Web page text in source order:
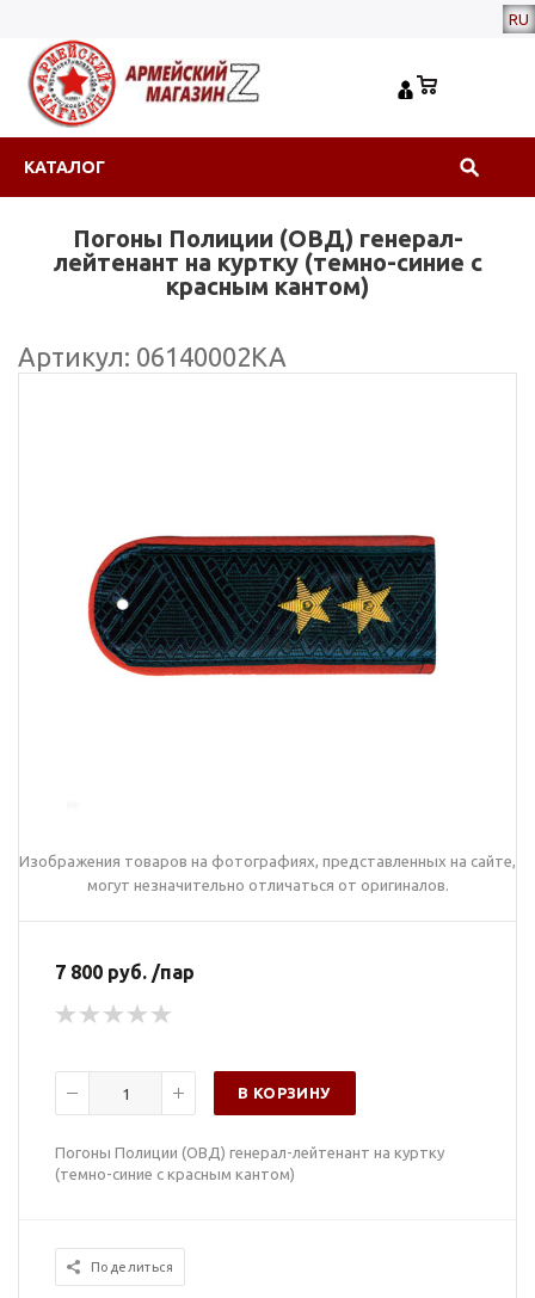
RU
КАТАЛОГ
Погоны Полиции (ОВД) генерал-
лейтенант на куртку (темно-синие с
красным кантом)
Артикул: 06140002КА
Изображения товаров на фотографиях, представленных на сайте,
могут незначительно отличаться от оригиналов.
7 800 руб. /пар
В КОРЗИНУ
Погоны Полиции (ОВД) генерал-лейтенант на куртку
(темно-синие с красным кантом)
Поделиться